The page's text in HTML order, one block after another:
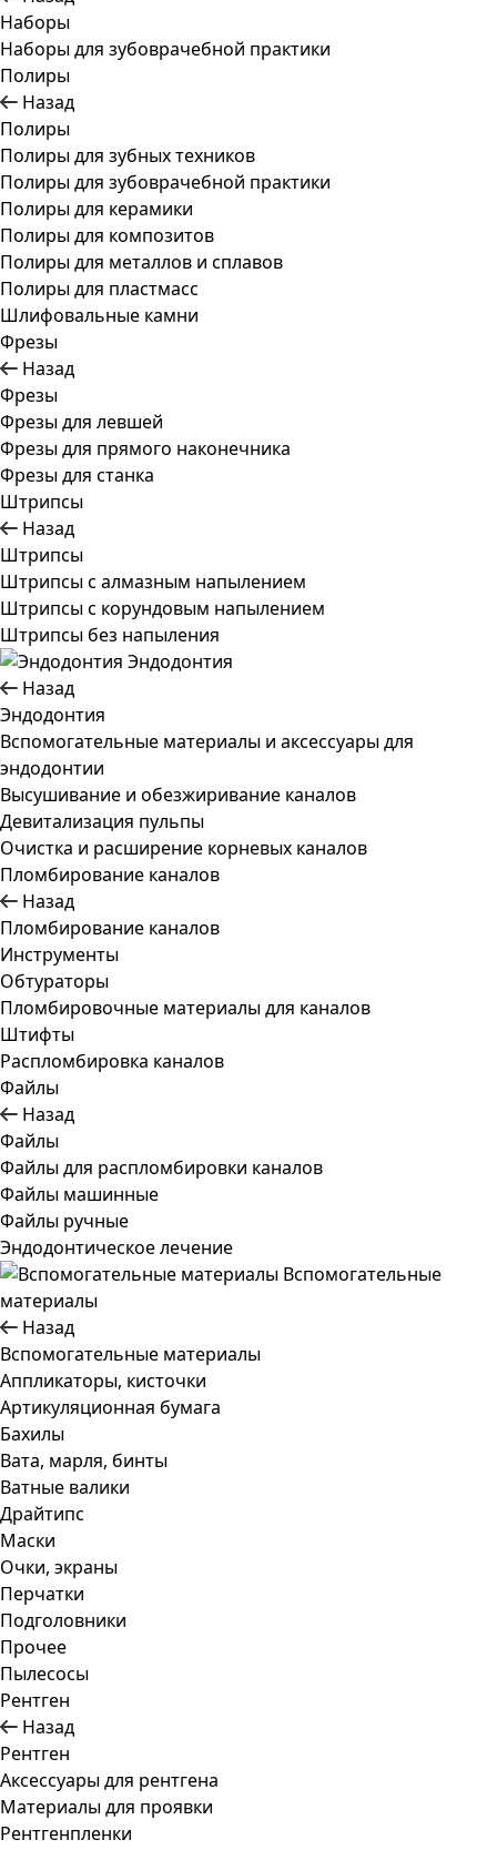
Наборы
Наборы для зубоврачебной практики
Полиры
Назад
Полиры
Полиры для зубных техников
Полиры для зубоврачебной практики
Полиры для керамики
Полиры для композитов
Полиры для металлов и сплавов
Полиры для пластмасс
Шлифовальные камни
Фрезы
Назад
Фрезы
Фрезы для левшей
Фрезы для прямого наконечника
Фрезы для станка
Штрипсы
Назад
Штрипсы
Штрипсы c алмазным напылением
Штрипсы c корундовым напылением
Штрипсы без напыления
Эндодонтия
Назад
Эндодонтия
Вспомогательные материалы и аксессуары для
эндодонтии
Высушивание и обезжиривание каналов
Девитализация пульпы
Очистка и расширение корневых каналов
Пломбирование каналов
Назад
Пломбирование каналов
Инструменты
Обтураторы
Пломбировочные материалы для каналов
Штифты
Распломбировка каналов
Файлы
Назад
Файлы
Файлы для распломбировки каналов
Файлы машинные
Файлы ручные
Эндодонтическое лечение
Вспомогательные
материалы
Назад
Вспомогательные материалы
Аппликаторы, кисточки
Артикуляционная бумага
Бахилы
Вата, марля, бинты
Ватные валики
Драйтипс
Маски
Очки, экраны
Перчатки
Подголовники
Прочее
Пылесосы
Рентген
Назад
Рентген
Аксессуары для рентгена
Материалы для проявки
Рентгенпленки